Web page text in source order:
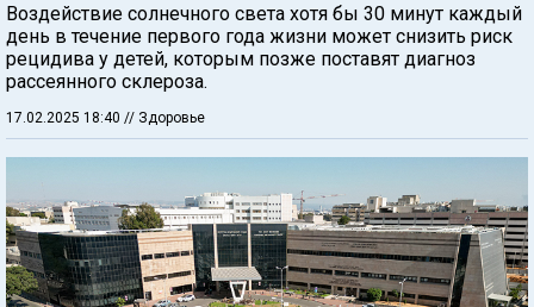
Воздействие солнечного света хотя бы 30 минут каждый
день в течение первого года жизни может снизить риск
рецидива у детей, которым позже поставят диагноз
рассеянного склероза.
17.02.2025 18:40 // Здоровье